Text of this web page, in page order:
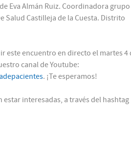
Eva Almán Ruiz. Coordinadora grupo
Salud Castilleja de la Cuesta. Distrito
este encuentro en directo el martes 4
canal de Youtube:
. ¡Te esperamos!
interesadas, a través del hashtag